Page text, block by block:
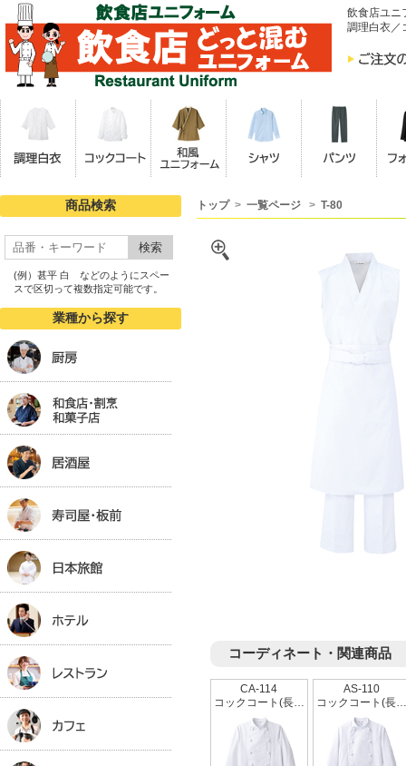
飲食店ユニ
調理白衣／
商品検索
検索
(例）甚平 白 などのようにスペー
スで区切って複数指定可能です。
業種から探す
トップ> 一覧ページ > T-80
コーディネート・関連商品
CA-114
コックコート(長袖)[兼用]
AS-110
コックコート(長袖)[兼用]